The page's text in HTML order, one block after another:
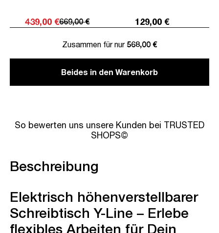
439,00 €669,00 € 129,00 €
Zusammen für nur 568,00 €
Beides in den Warenkorb
So bewerten uns unsere Kunden bei TRUSTED
SHOPS©
Beschreibung
Elektrisch höhenverstellbarer
Schreibtisch Y-Line – Erlebe
flexibles Arbeiten für Dein